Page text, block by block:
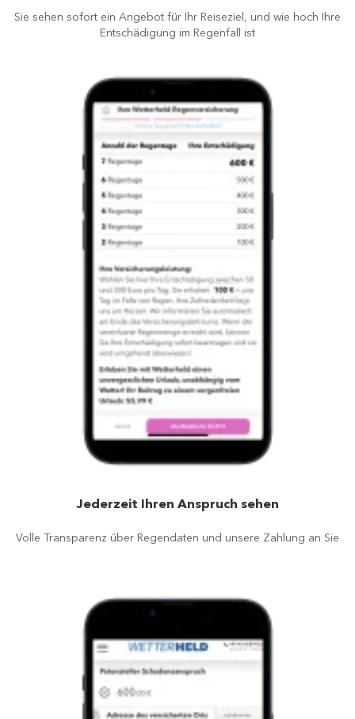
Sie sehen sofort ein Angebot für Ihr Reiseziel, und wie hoch Ihre
Entschädigung im Regenfall ist
Jederzeit Ihren Anspruch sehen
Volle Transparenz über Regendaten und unsere Zahlung an Sie